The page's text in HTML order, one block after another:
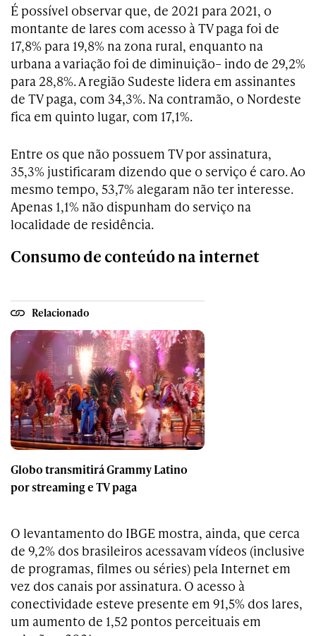
É possível observar que, de 2021 para 2021, o
montante de lares com acesso à TV paga foi de
17,8% para 19,8% na zona rural, enquanto na
urbana a variação foi de diminuição– indo de 29,2%
para 28,8%. A região Sudeste lidera em assinantes
de TV paga, com 34,3%. Na contramão, o Nordeste
fica em quinto lugar, com 17,1%.
Entre os que não possuem TV por assinatura,
35,3% justificaram dizendo que o serviço é caro. Ao
mesmo tempo, 53,7% alegaram não ter interesse.
Apenas 1,1% não dispunham do serviço na
localidade de residência.
Consumo de conteúdo na internet
Relacionado
Globo transmitirá Grammy Latino
por streaming e TV paga
O levantamento do IBGE mostra, ainda, que cerca
de 9,2% dos brasileiros acessavam vídeos (inclusive
de programas, filmes ou séries) pela Internet em
vez dos canais por assinatura. O acesso à
conectividade esteve presente em 91,5% dos lares,
um aumento de 1,52 pontos perceituais em